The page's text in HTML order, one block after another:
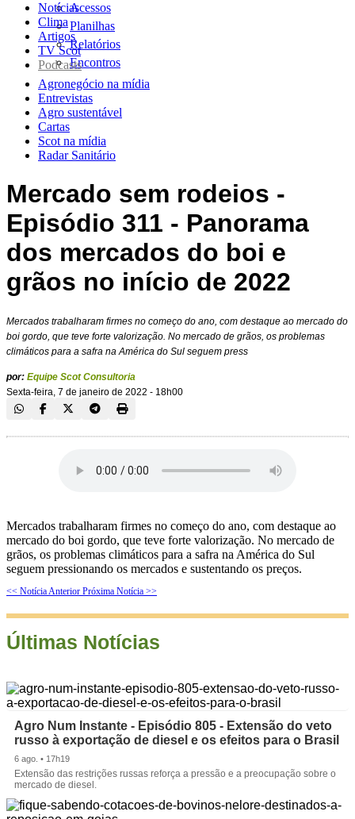
Acessos
Planilhas
Relatórios
Encontros
Notícias
Clima
Artigos
TV Scot
Podcasts
Agronegócio na mídia
Entrevistas
Agro sustentável
Cartas
Scot na mídia
Radar Sanitário
Mercado sem rodeios -
Episódio 311 - Panorama
dos mercados do boi e
grãos no início de 2022
Mercados trabalharam firmes no começo do ano, com destaque ao mercado do
boi gordo, que teve forte valorização. No mercado de grãos, os problemas
climáticos para a safra na América do Sul seguem press
por: Equipe Scot Consultoria
Sexta-feira, 7 de janeiro de 2022 - 18h00
Mercados trabalharam firmes no começo do ano, com destaque ao
mercado do boi gordo, que teve forte valorização. No mercado de
grãos, os problemas climáticos para a safra na América do Sul
seguem pressionando os mercados e sustentando os preços.
<< Notícia Anterior Próxima Notícia >>
Últimas Notícias
Agro Num Instante - Episódio 805 - Extensão do veto
russo à exportação de diesel e os efeitos para o Brasil
6 ago. • 17h19
Extensão das restrições russas reforça a pressão e a preocupação sobre o
mercado de diesel.